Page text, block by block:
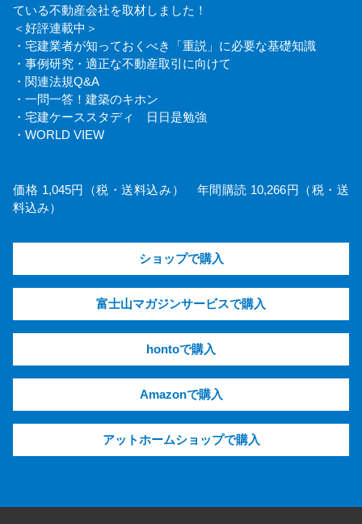
ている不動産会社を取材しました！
＜好評連載中＞
・宅建業者が知っておくべき「重説」に必要な基礎知識
・事例研究・適正な不動産取引に向けて
・関連法規Q&A
・一問一答！建築のキホン
・宅建ケーススタディ 日日是勉強
・WORLD VIEW
価格 1,045円（税・送料込み） 年間購読 10,266円（税・送
料込み）
ショップで購入
富士山マガジンサービスで購入
hontoで購入
Amazonで購入
アットホームショップで購入